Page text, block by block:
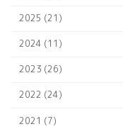
2025 (21)
2024 (11)
2023 (26)
2022 (24)
2021 (7)